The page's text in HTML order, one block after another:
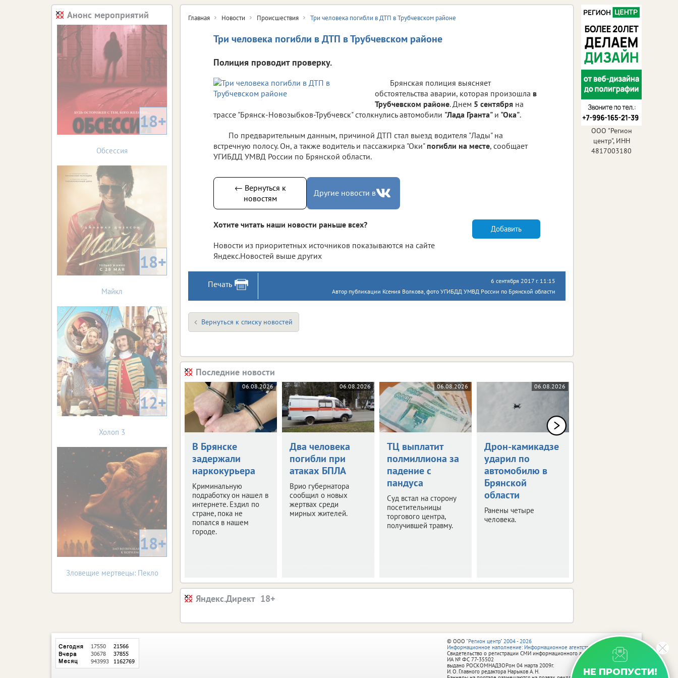
Главная Новости Происшествия Три человека погибли в ДТП в Трубчевском районе
Три человека погибли в ДТП в Трубчевском районе
Полиция проводит проверку.
Брянская полиция выясняет
обстоятельства аварии, которая произошла в
Трубчевском районе. Днем 5 сентября на
трассе "Брянск-Новозыбков-Трубчевск" столкнулись автомобили "Лада Гранта" и "Ока".
По предварительным данным, причиной ДТП стал выезд водителя "Лады" на
встречную полосу. Он, а также водитель и пассажирка "Оки" погибли на месте, сообщает
УГИБДД УМВД России по Брянской области.
← Вернуться к
новостям
Другие новости в
Хотите читать наши новости раньше всех?
Новости из приоритетных источников показываются на сайте
Яндекс.Новостей выше других
Добавить
Печать
6 сентября 2017 г. 11:15
Автор публикации Ксения Волкова, фото УГИБДД УМВД России по Брянской области
Вернуться к списку новостей
Последние новости
06.08.2026
В Брянске
задержали
наркокурьера
Криминальную
подработку он нашел в
интернете. Ездил по
стране, пока не
попался в нашем
городе.
06.08.2026
Два человека
погибли при
атаках БПЛА
Врио губернатора
сообщил о новых
жертвах среди
мирных жителей.
06.08.2026
ТЦ выплатит
полмиллиона за
падение с
пандуса
Суд встал на сторону
посетительницы
торгового центра,
получившей травму.
06.08.2026
Дрон-камикадзе
ударил по
автомобилю в
Брянской
области
Ранены четыре
человека.
Яндекс.Директ
Анонс мероприятий
18+
Обсессия
18+
Майкл
12+
Холоп 3
18+
Зловещие мертвецы: Пекло
ООО "Регион
центр", ИНН
4817003180
НЕ ПРОПУСТИ!
© ООО "Регион центр" 2004 - 2026
Информационное наполнение: Информационное агентство vRossii.ru
Свидетельство о регистрации СМИ информационного агентства vRossii.ru
ИА № ФС 77‑35502
выдано РОСКОМНАДЗОРом 04 марта 2009г.
И. О. Главного редактора Нарыков А. Н.